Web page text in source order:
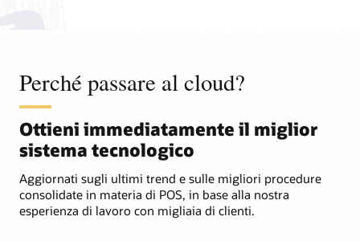
Perché passare al cloud?
Ottieni immediatamente il miglior
sistema tecnologico
Aggiornati sugli ultimi trend e sulle migliori procedure
consolidate in materia di POS, in base alla nostra
esperienza di lavoro con migliaia di clienti.